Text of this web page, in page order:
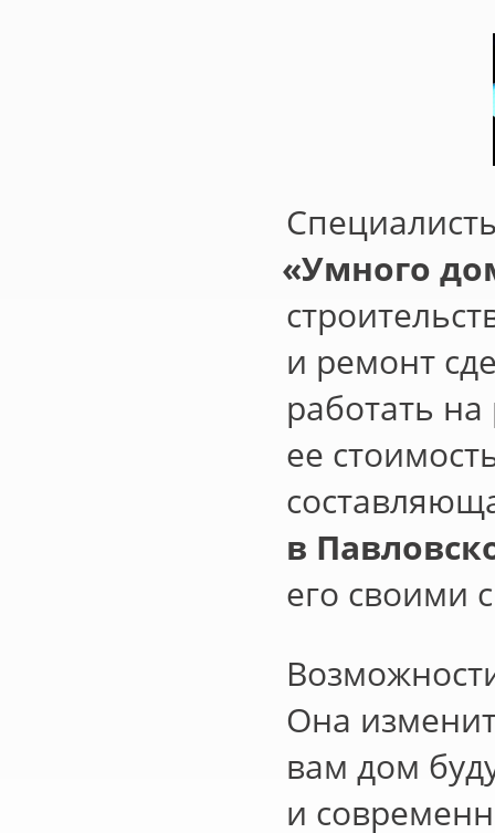
«Умного
и ремонт
работать
ее
в
его своими
Она
вам дом
и